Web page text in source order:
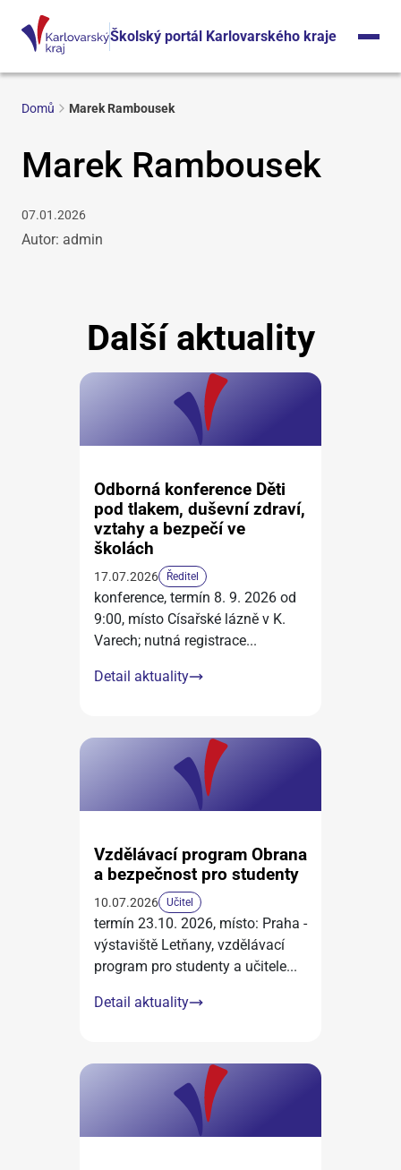
Školský portál Karlovarského kraje
Domů Marek Rambousek
Marek Rambousek
07.01.2026
Autor: admin
Další aktuality
Odborná konference Děti
pod tlakem, duševní zdraví,
vztahy a bezpečí ve
školách
17.07.2026 Ředitel
konference, termín 8. 9. 2026 od
9:00, místo Císařské lázně v K.
Varech; nutná registrace...
Detail aktuality
Vzdělávací program Obrana
a bezpečnost pro studenty
10.07.2026 Učitel
termín 23.10. 2026, místo: Praha -
výstaviště Letňany, vzdělávací
program pro studenty a učitele...
Detail aktuality